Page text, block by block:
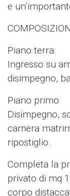
e
Piano terra:
Ingresso su
disimpegno,
Piano primo:
Disimpegno,
camera
ripostiglio.
Completa la
privato di mq
corpo